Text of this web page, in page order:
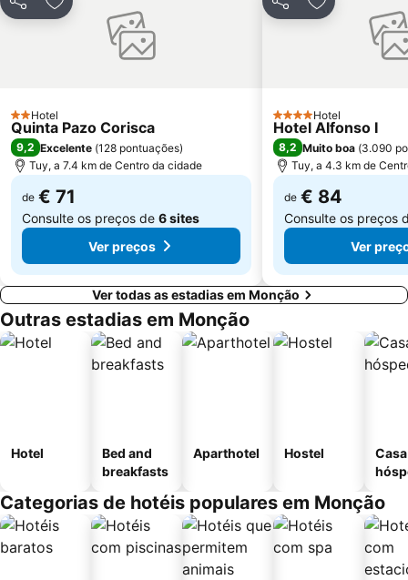
Paxariñas
Castelo de Salvaterra
Parque Natural da Baixa Limia Serra do Xurés
Cascata do Arado
PartilharAdicionar aos favoritos
2 Estrelas
Hotel
Quinta Pazo Corisca
9,2 Excelente (128 pontuações)
Tuy, a 7.4 km de Centro da cidade
de € 71
Consulte os preços de 6 sites
Ver preços
PartilharAdicionar
4 Estrelas
Hotel
Hotel Alfonso I
8,2 Muito boa (3.090
Tuy, a 4.3 km de
de € 84
Consulte os preços
Ver
Ver todas as estadias em Monção
Outras estadias em Monção
Hotel
Bed and
breakfasts
Aparthotel Hostel
Categorias de hotéis populares em Monção